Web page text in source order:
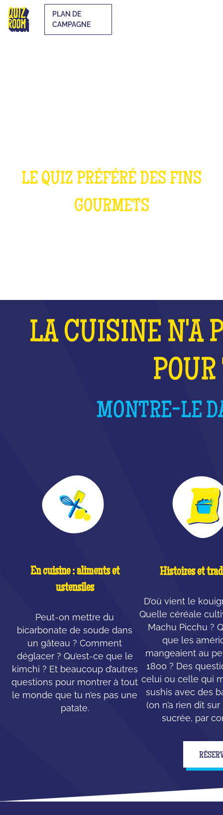
PLAN DE
CAMPAGNE
LE QUIZ PRÉFÉRÉ DES FINS
GOURMETS
LA CUISINE N'A
MONTRE-LE
En cuisine : aliments et
ustensiles
Peut-on mettre du
bicarbonate de soude dans
un gâteau ? Comment
déglacer ? Qu’est-ce que le
kimchi ? Et beaucoup d’autres
questions pour montrer à tout
le monde que tu n’es pas une
patate.
Histoires et
D’où vient le
Quelle céréale
Machu Picchu ?
que les
mangeaient au
1800 ? Des
celui ou celle qui
sushis avec des
(on n’a rien dit
sucrée, par